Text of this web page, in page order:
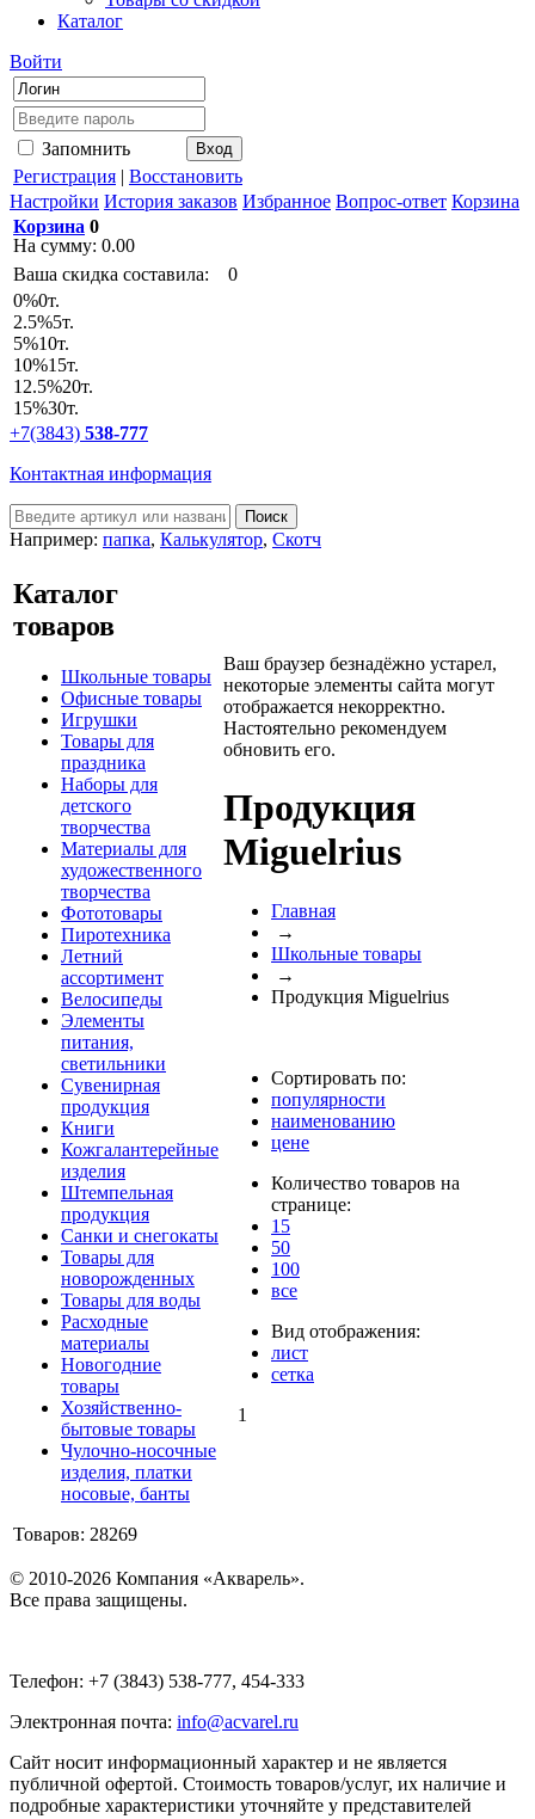
Каталог
Войти
Запомнить
Регистрация | Восстановить
Настройки История заказов Избранное Вопрос-ответ Корзина
Корзина 0
На сумму: 0.00
Ваша скидка составила:
0
0%0т.
2.5%5т.
5%10т.
10%15т.
12.5%20т.
15%30т.
+7(3843) 538-777
Контактная информация
Например: папка, Калькулятор, Скотч
Каталог
товаров
Школьные товары
Офисные товары
Игрушки
Товары для
праздника
Наборы для
детского
творчества
Материалы для
художественного
творчества
Фототовары
Пиротехника
Летний
ассортимент
Велосипеды
Элементы
питания,
светильники
Сувенирная
продукция
Книги
Кожгалантерейные
изделия
Штемпельная
продукция
Санки и снегокаты
Товары для
новорожденных
Товары для воды
Расходные
материалы
Новогодние
товары
Хозяйственно-
бытовые товары
Чулочно-носочные
изделия, платки
носовые, банты
Товаров: 28269
Ваш браузер безнадёжно устарел,
некоторые элементы сайта могут
отображается некорректно.
Настоятельно рекомендуем
обновить его.
Продукция
Miguelrius
Главная
→
Школьные товары
→
Продукция Miguelrius
Сортировать по:
популярности
наименованию
цене
Количество товаров на
странице:
15
50
100
все
Вид отображения:
лист
сетка
1
© 2010-2026 Компания «Акварель».
Все права защищены.
Телефон: +7 (3843) 538-777, 454-333
Электронная почта: info@acvarel.ru
Сайт носит информационный характер и не является
публичной офертой. Стоимость товаров/услуг, их наличие и
подробные характеристики уточняйте у представителей